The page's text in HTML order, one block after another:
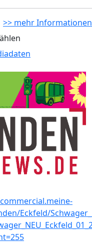
>> mehr Informationen